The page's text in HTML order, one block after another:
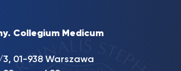
Collegium Medicum
01-938 Warszawa